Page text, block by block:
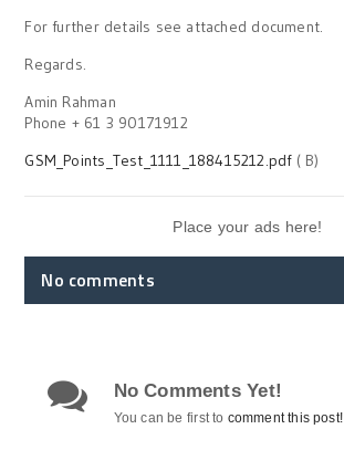
For further details see attached document.
Regards.
Amin Rahman
Phone + 61 3 90171912
GSM_Points_Test_1111_188415212.pdf ( B)
Place your ads here!
No comments
No Comments Yet!
You can be first to comment this post!